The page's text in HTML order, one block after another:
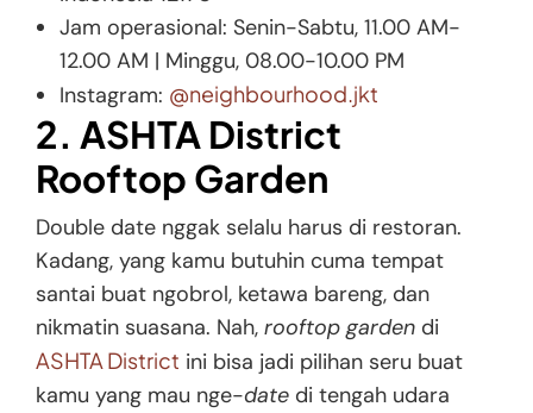
Jam operasional: Senin-Sabtu, 11.00 AM-
12.00 AM | Minggu, 08.00-10.00 PM
Instagram: @neighbourhood.jkt
2. ASHTA District
Rooftop Garden
Double date nggak selalu harus di restoran.
Kadang, yang kamu butuhin cuma tempat
santai buat ngobrol, ketawa bareng, dan
nikmatin suasana. Nah, rooftop garden di
ASHTA District ini bisa jadi pilihan seru buat
kamu yang mau nge-date di tengah udara